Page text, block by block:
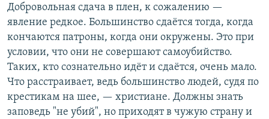
Добровольная сдача в плен, к сожалению —
явление редкое. Большинство сдаётся тогда, когда
кончаются патроны, когда они окружены. Это при
условии, что они не совершают самоубийство.
Таких, кто сознательно идёт и сдаётся, очень мало.
Что расстраивает, ведь большинство людей, судя по
крестикам на шее, — христиане. Должны знать
заповедь "не убий", но приходят в чужую страну и